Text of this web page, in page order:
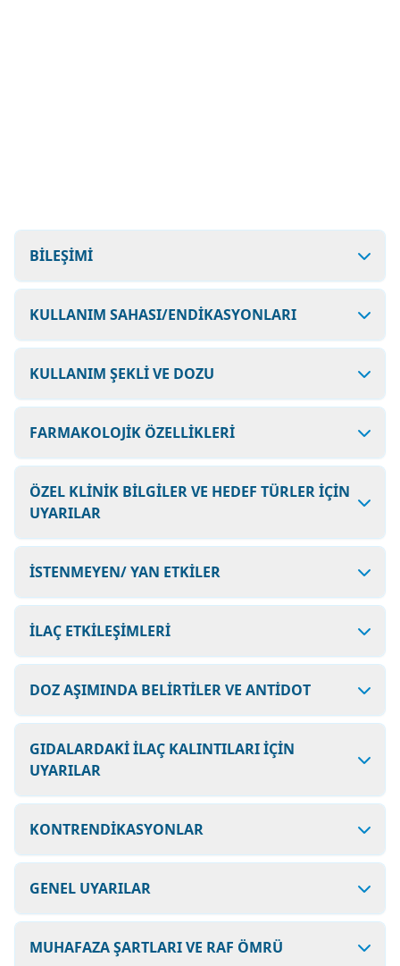
BİLEŞİMİ
KULLANIM SAHASI/ENDİKASYONLARI
KULLANIM ŞEKLİ VE DOZU
FARMAKOLOJİK ÖZELLİKLERİ
ÖZEL KLİNİK BİLGİLER VE HEDEF TÜRLER İÇİN
UYARILAR
İSTENMEYEN/ YAN ETKİLER
İLAÇ ETKİLEŞİMLERİ
DOZ AŞIMINDA BELİRTİLER VE ANTİDOT
GIDALARDAKİ İLAÇ KALINTILARI İÇİN
UYARILAR
KONTRENDİKASYONLAR
GENEL UYARILAR
MUHAFAZA ŞARTLARI VE RAF ÖMRÜ